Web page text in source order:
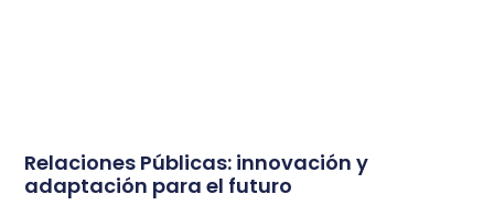
Relaciones Públicas: innovación y
adaptación para el futuro